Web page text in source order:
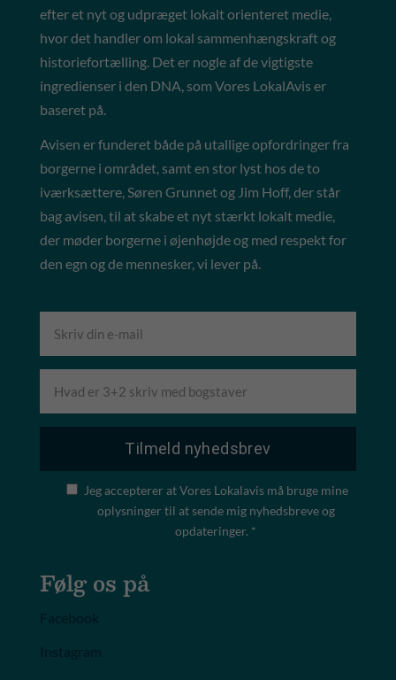
efter et nyt og udpræget lokalt orienteret medie,
hvor det handler om lokal sammenhængskraft og
historiefortælling. Det er nogle af de vigtigste
ingredienser i den DNA, som Vores LokalAvis er
baseret på.
Avisen er funderet både på utallige opfordringer fra
borgerne i området, samt en stor lyst hos de to
iværksættere, Søren Grunnet og Jim Hoff, der står
bag avisen, til at skabe et nyt stærkt lokalt medie,
der møder borgerne i øjenhøjde og med respekt for
den egn og de mennesker, vi lever på.
Jeg accepterer at Vores Lokalavis må bruge mine
oplysninger til at sende mig nyhedsbreve og
opdateringer. *
Følg os på